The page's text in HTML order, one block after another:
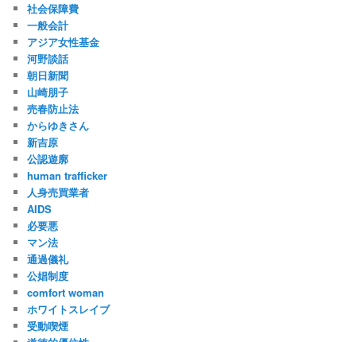
社会保障費
一般会計
アジア女性基金
河野談話
朝日新聞
山崎朋子
売春防止法
からゆきさん
新吉原
公認遊廓
human trafficker
人身売買業者
AIDS
必要悪
マン法
通過儀礼
公娼制度
comfort woman
ホワイトスレイブ
受動喫煙